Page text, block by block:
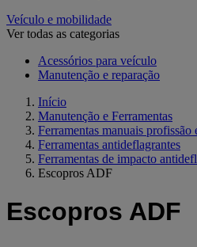
Veículo e mobilidade
Ver todas as categorias
Acessórios para veículo
Manutenção e reparação
Início
Manutenção e Ferramentas
Ferramentas manuais profissão
Ferramentas antideflagrantes
Ferramentas de impacto
Escopros ADF
Escopros ADF